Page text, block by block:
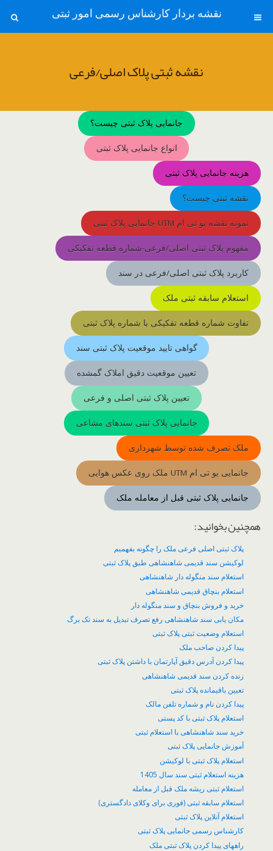
نقشه بردار کارشناس رسمی امور ثبتی
نقشه ثبتی پلاک اصلی/فرعی
جانمایی پلاک ثبتی چیست؟
انواع جانمایی پلاک ثبتی
هزینه جانمایی پلاک ثبتی
نقشه ثبتی چیست؟
نمونه نقشه یو تی ام UTM جانمایی پلاک ثبتی
مفهوم پلاک ثبتی اصلی/فرعی-شماره قطعه تفکیکی
کاربرد پلاک ثبتی اصلی/فرعی در سند
استعلام سابقه ثبتی ملک
تفاوت شماره قطعه تفکیکی با شماره پلاک ثبتی
گواهی تایید موقعیت پلاک ثبتی سند
تعیین موقعیت دقیق املاک گمشده
تعیین پلاک ثبتی اصلی و فرعی
جانمایی پلاک ثبتی سندهای مشاعی
ملک تصرف شده توسط شهرداری
جانمایی یو تی ام UTM ملک روی عکس هوایی
جانمایی پلاک ثبتی قبل از معامله ملک
همچنین بخوانید:
پلاک ثبتی اصلی فرعی ملک را چگونه بفهمیم
لوکیشن سند قدیمی شاهنشاهی طبق پلاک ثبتی
استعلام سند منگوله دار شاهنشاهی
استعلام بنچاق قدیمی شاهنشاهی
خرید و فروش بنچاق و سند منگوله دار
مکان یابی سند شاهنشاهی رفع تصرف تبدیل به سند تک برگ
استعلام وضعیت ثبتی پلاک ثبتی
پیدا کردن صاحب ملک
پیدا کردن آدرس دقیق آپارتمان با داشتن پلاک ثبتی
زنده کردن سند قدیمی شاهنشاهی
تعیین باقیمانده پلاک ثبتی
پیدا کردن نام و شماره تلفن مالک
استعلام پلاک ثبتی با کد پستی
خرید سند شاهنشاهی با استعلام ثبتی
آموزش جانمایی پلاک ثبتی
استعلام پلاک ثبتی با لوکیشن
هزینه استعلام ثبتی سند سال 1405
استعلام ثبتی ریشه ملک قبل از معامله
استعلام سابقه ثبتی (فوری برای وکلای دادگستری)
استعلام آنلاین پلاک ثبتی
کارشناس رسمی جانمایی پلاک ثبتی
راههای پیدا کردن پلاک ثبتی ملک